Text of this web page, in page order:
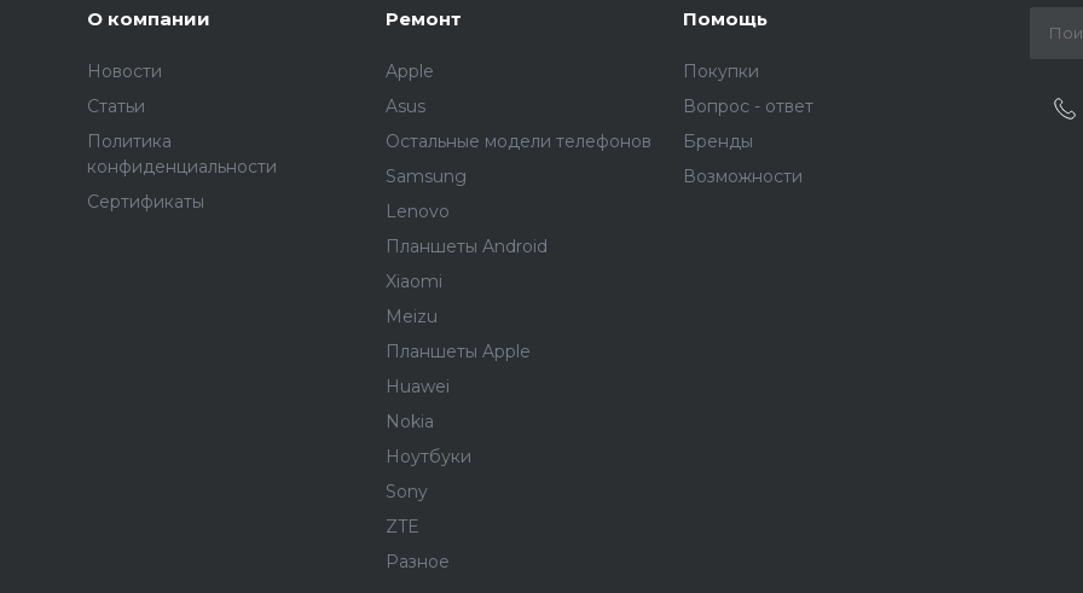
О компании
Новости
Статьи
Политика
конфиденциальности
Сертификаты
Ремонт
Apple
Asus
Остальные модели телефонов
Samsung
Lenovo
Планшеты Android
Xiaomi
Meizu
Планшеты Apple
Huawei
Nokia
Ноутбуки
Sony
ZTE
Разное
Помощь
Покупки
Вопрос - ответ
Бренды
Возможности